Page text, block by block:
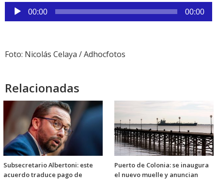
Reproductor
de
00:00 00:00
Foto: Nicolás Celaya / Adhocfotos
Relacionadas
Subsecretario Albertoni: este
acuerdo traduce pago de
Puerto de Colonia: se inaugura
el nuevo muelle y anuncian